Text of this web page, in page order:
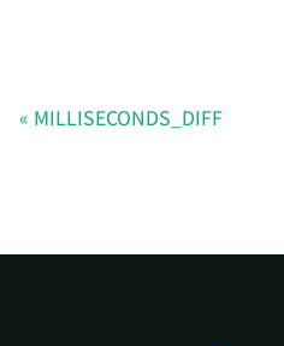
MILLISECONDS_DIFF